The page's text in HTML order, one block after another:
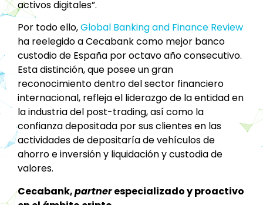
activos digitales”.
Por todo ello,Global Banking and Finance Review
ha reelegido a Cecabank como mejor banco
custodio de España por octavo año consecutivo.
Esta distinción, que posee un gran
reconocimiento dentro del sector financiero
internacional, refleja el liderazgo de la entidad en
la industria del post-trading, así como la
confianza depositada por sus clientes en las
actividades de depositaría de vehículos de
ahorro e inversión y liquidación y custodia de
valores.
Cecabank,partnerespecializado y proactivo